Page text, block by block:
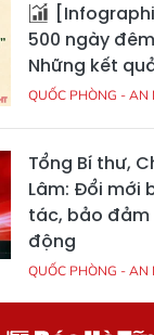
500 ngày
Những kết
QUỐC PHÒNG - AN
Tổng Bí thư,
Lâm: Đổi mới
tác, bảo đảm
động
QUỐC PHÒNG - AN